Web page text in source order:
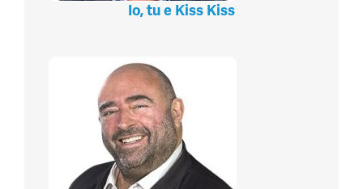
Io, tu e Kiss Kiss